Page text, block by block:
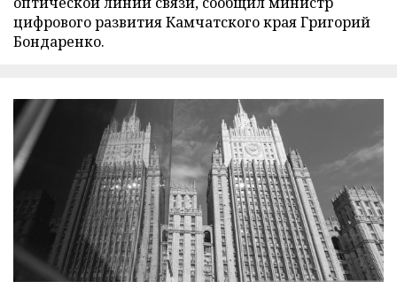
цифрового развития Камчатского края Григорий
Бондаренко.